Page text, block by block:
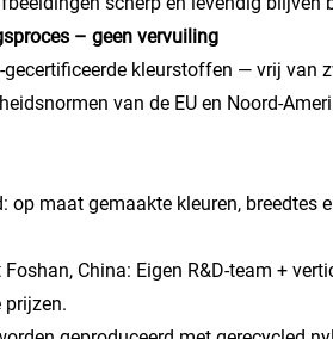
– geen vervuiling
gecertificeerde kleurstoffen — vrij van
van de EU en Noord-
op maat gemaakte kleuren,
China: Eigen R&D-team +
prijzen.